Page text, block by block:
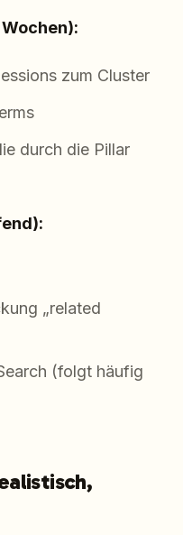
zum Cluster
durch die Pillar
„related
(folgt häufig